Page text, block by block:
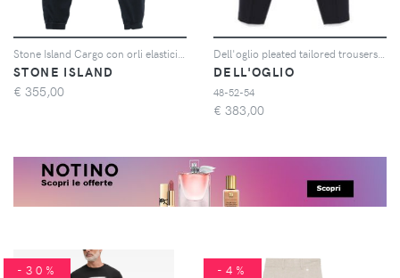
Stone Island Cargo con orli elasticizzati - Blu
STONE ISLAND
€ 355,00
Dell'oglio pleated tailored trousers - Blu
DELL'OGLIO
48-52-54
€ 383,00
-30% -4%